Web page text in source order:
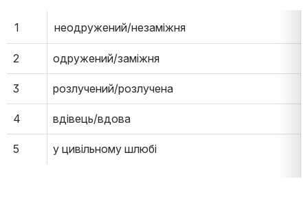
1 неодружений/незаміжня
2 одружений/заміжня
3 розлучений/розлучена
4 вдівець/вдова
5 у цивільному шлюбі